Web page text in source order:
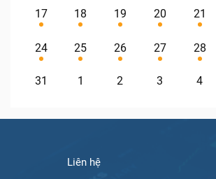
17 18 19 20 21
24 25 26 27 28
31 1 2 3 4
Liên hệ